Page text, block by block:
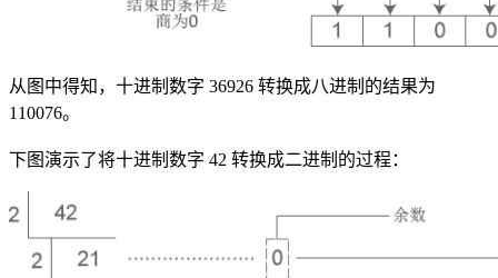
从图中得知，十进制数字 36926 转换成八进制的结果为
110076。
下图演示了将十进制数字 42 转换成二进制的过程：